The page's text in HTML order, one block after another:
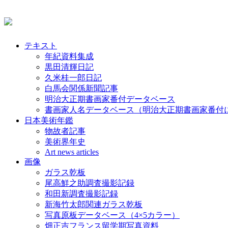
テキスト
年紀資料集成
黒田清輝日記
久米桂一郎日記
白馬会関係新聞記事
明治大正期書画家番付データベース
書画家人名データベース（明治大正期書画家番付
日本美術年鑑
物故者記事
美術界年史
Art news articles
画像
ガラス乾板
尾高鮮之助調査撮影記録
和田新調査撮影記録
新海竹太郎関連ガラス乾板
写真原板データベース（4×5カラー）
畑正吉フランス留学期写真資料